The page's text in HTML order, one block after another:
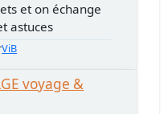
et on échange
astuces
ViB
voyage &